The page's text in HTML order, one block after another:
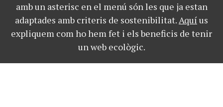
amb un asterisc en el menú són les que ja estan
adaptades amb criteris de sostenibilitat.Aquíus
expliquem com ho hem fet i els beneficis de tenir
un web ecològic.